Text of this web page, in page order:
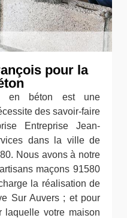
pour la
en béton est une
des savoir-faire
Entreprise Jean-
dans la ville de
Nous avons à notre
maçons 91580
la réalisation de
Sur Auvers ; et pour
laquelle votre maison